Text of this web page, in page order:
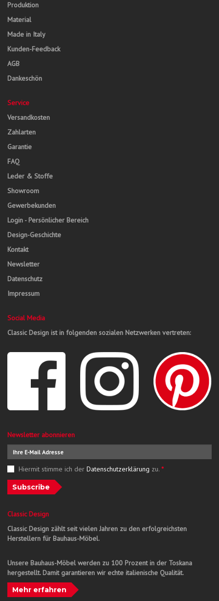
Produktion
Material
Made in Italy
Kunden-Feedback
AGB
Dankeschön
Service
Versandkosten
Zahlarten
Garantie
FAQ
Leder & Stoffe
Showroom
Gewerbekunden
Login - Persönlicher Bereich
Design-Geschichte
Kontakt
Newsletter
Datenschutz
Impressum
Social Media
Classic Design ist in folgenden sozialen Netzwerken vertreten:
Newsletter abonnieren
Hiermit stimme ich der Datenschutzerklärung zu. *
Subscribe
Classic Design
Classic Design zählt seit vielen Jahren zu den erfolgreichsten
Herstellern für Bauhaus-Möbel.
Unsere Bauhaus-Möbel werden zu 100 Prozent in der Toskana
hergestellt. Damit garantieren wir echte italienische Qualität.
Mehr erfahren